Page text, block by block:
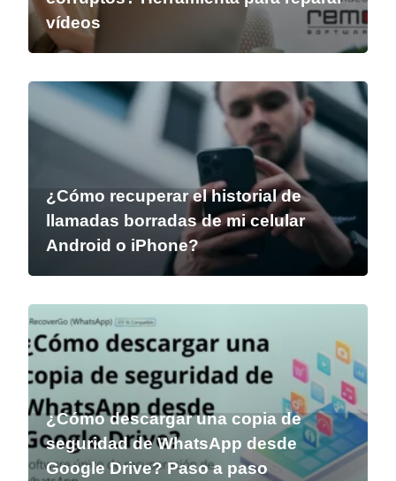
vídeos
¿Cómo recuperar el historial de
llamadas borradas de mi celular
Android o iPhone?
¿Cómo descargar una copia de
seguridad de WhatsApp desde
Google Drive? Paso a paso